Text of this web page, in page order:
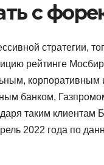
с
стратегии,
рейтинге
банком,
таким
2022 года по